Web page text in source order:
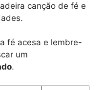
canção de fé e
fé acesa e lembre-
um
.